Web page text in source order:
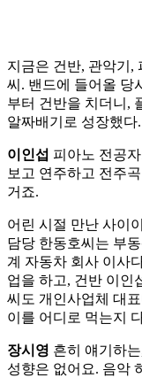
지금은 건반, 관악기,
씨. 밴드에 들어올 당
부터 건반을 치더니,
알짜배기로 성장했다.
이인섭 피아노 전공
보고 연주하고 전주
거죠.
어린 시절 만난 사이
담당 한동호씨는 부
계 자동차 회사 이사
업을 하고, 건반 이인
씨도 개인사업체 대
이를 어디로 먹는지
장시영 흔히 얘기하
성향은 없어요. 음악